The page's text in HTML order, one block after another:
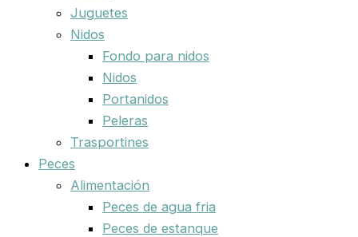
Juguetes
Nidos
Fondo para nidos
Nidos
Portanidos
Peleras
Trasportines
Peces
Alimentación
Peces de agua fria
Peces de estanque